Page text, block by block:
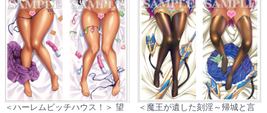
＜ハーレムビッチハウス！＞ 望
＜魔王が遺した刻淫～帰城と言